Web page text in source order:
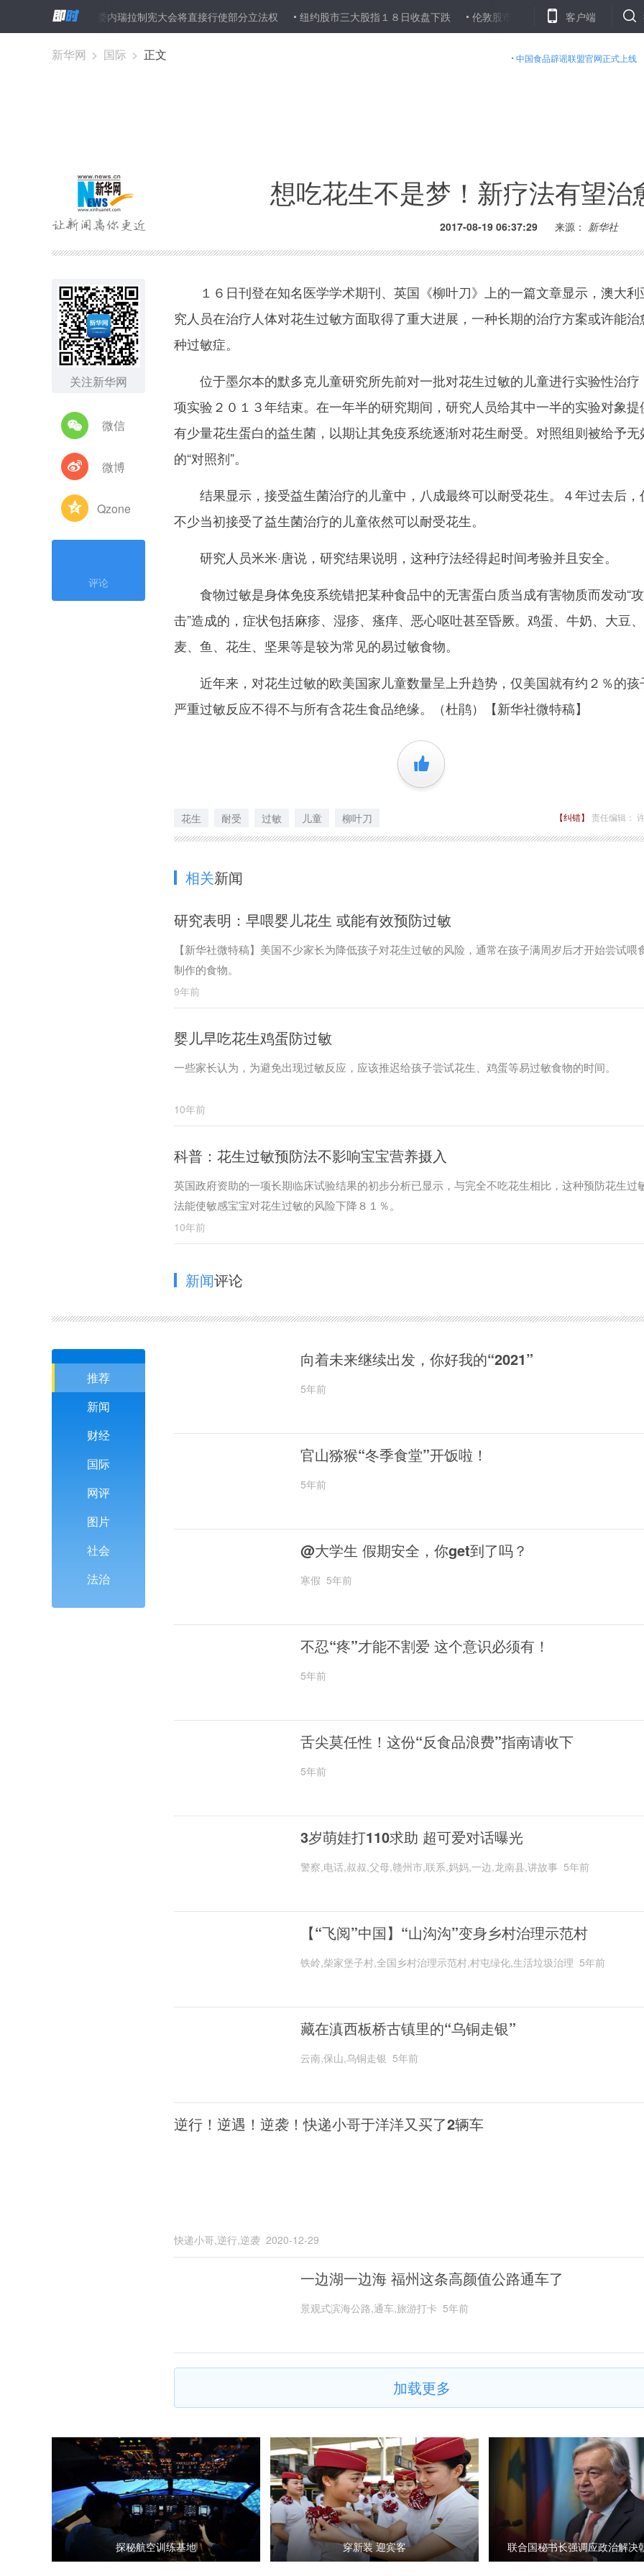
委内瑞拉制宪大会将直接行使部分立法权 纽约股市三大股指１８日收盘下跌 伦敦股市１８日下跌 德国西部一起持刀行
客户端
中国食品辟谣联盟官网正式上线
新华网 > 国际 > 正文
想吃花生不是梦！新疗法有望治
2017-08-19 06:37:29 来源： 新华社
关注新华网
微信
微博
Qzone
评论
１６日刊登在知名医学学术期刊、英国《柳叶刀》上的一篇文章显示，澳大利
究人员在治疗人体对花生过敏方面取得了重大进展，一种长期的治疗方案或许能治
种过敏症。
位于墨尔本的默多克儿童研究所先前对一批对花生过敏的儿童进行实验性治疗
项实验２０１３年结束。在一年半的研究期间，研究人员给其中一半的实验对象提
有少量花生蛋白的益生菌，以期让其免疫系统逐渐对花生耐受。对照组则被给予无
的“对照剂”。
结果显示，接受益生菌治疗的儿童中，八成最终可以耐受花生。４年过去后，
不少当初接受了益生菌治疗的儿童依然可以耐受花生。
研究人员米米·唐说，研究结果说明，这种疗法经得起时间考验并且安全。
食物过敏是身体免疫系统错把某种食品中的无害蛋白质当成有害物质而发动“攻
击”造成的，症状包括麻疹、湿疹、瘙痒、恶心呕吐甚至昏厥。鸡蛋、牛奶、大豆
麦、鱼、花生、坚果等是较为常见的易过敏食物。
近年来，对花生过敏的欧美国家儿童数量呈上升趋势，仅美国就有约２％的孩
严重过敏反应不得不与所有含花生食品绝缘。（杜鹃）【新华社微特稿】
+1
花生 耐受 过敏 儿童 柳叶刀 【纠错】 责任编辑：
相关新闻
研究表明：早喂婴儿花生 或能有效预防过敏
【新华社微特稿】美国不少家长为降低孩子对花生过敏的风险，通常在孩子满周岁后才开始尝试喂
制作的食物。
9年前
婴儿早吃花生鸡蛋防过敏
一些家长认为，为避免出现过敏反应，应该推迟给孩子尝试花生、鸡蛋等易过敏食物的时间。
10年前
科普：花生过敏预防法不影响宝宝营养摄入
英国政府资助的一项长期临床试验结果的初步分析已显示，与完全不吃花生相比，这种预防花生过
法能使敏感宝宝对花生过敏的风险下降８１％。
10年前
新闻评论
推荐
新闻
财经
国际
网评
图片
社会
法治
向着未来继续出发，你好我的“2021”
5年前
官山猕猴“冬季食堂”开饭啦！
5年前
@大学生 假期安全，你get到了吗？
寒假 5年前
不忍“疼”才能不割爱 这个意识必须有！
5年前
舌尖莫任性！这份“反食品浪费”指南请收下
5年前
3岁萌娃打110求助 超可爱对话曝光
警察,电话,叔叔,父母,赣州市,联系,妈妈,一边,龙南县,讲故事 5年前
【“飞阅”中国】“山沟沟”变身乡村治理示范村
铁岭,柴家堡子村,全国乡村治理示范村,村屯绿化,生活垃圾治理 5年前
藏在滇西板桥古镇里的“乌铜走银”
云南,保山,乌铜走银 5年前
逆行！逆遇！逆袭！快递小哥于洋洋又买了2辆车
快递小哥,逆行,逆袭 2020-12-29
一边湖一边海 福州这条高颜值公路通车了
景观式滨海公路,通车,旅游打卡 5年前
加载更多
探秘航空训练基地 穿新装 迎宾客 联合国秘书长强调应政治解决